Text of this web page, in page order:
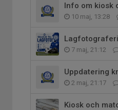
Info om kiosk
10 maj, 13:28
7 maj, 21:12
Uppdatering
2 maj, 21:17
Kiosk och